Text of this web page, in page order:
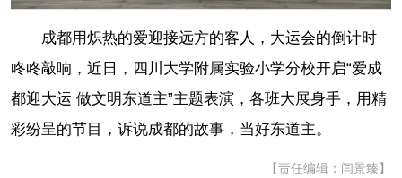
成都用炽热的爱迎接远方的客人，大运会的倒计时
咚咚敲响，近日，四川大学附属实验小学分校开启“爱成
都迎大运 做文明东道主”主题表演，各班大展身手，用精
彩纷呈的节目，诉说成都的故事，当好东道主。
【责任编辑：闫景臻】